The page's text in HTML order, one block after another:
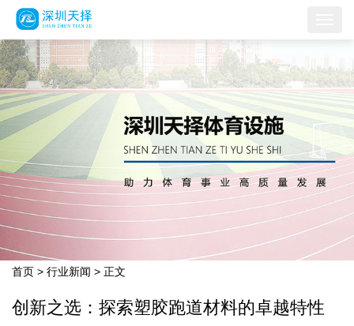
首页 > 行业新闻 > 正文
创新之选：探索塑胶跑道材料的卓越特性